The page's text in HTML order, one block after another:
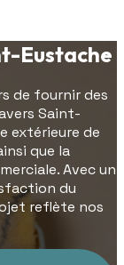
Eustache
de fournir des
Saint-
extérieure de
que la
Avec un
du
reflète nos